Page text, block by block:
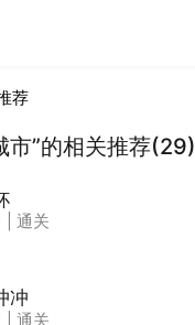
荐
市”的相关推荐(29)
通关
冲
通关